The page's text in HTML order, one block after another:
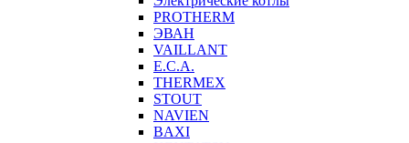
PROTHERM
ЭВАН
VAILLANT
E.C.A.
THERMEX
STOUT
NAVIEN
BAXI